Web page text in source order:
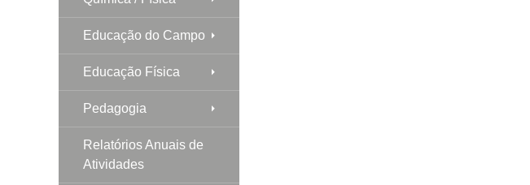
Educação do Campo
Educação Física
Pedagogia
Relatórios Anuais de
Atividades